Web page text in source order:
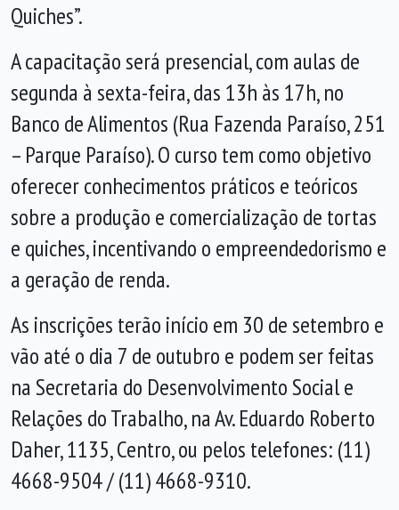
Quiches”.
A capacitação será presencial, com aulas de
segunda à sexta-feira, das 13h às 17h, no
Banco de Alimentos (Rua Fazenda Paraíso, 251
– Parque Paraíso). O curso tem como objetivo
oferecer conhecimentos práticos e teóricos
sobre a produção e comercialização de tortas
e quiches, incentivando o empreendedorismo e
a geração de renda.
As inscrições terão início em 30 de setembro e
vão até o dia 7 de outubro e podem ser feitas
na Secretaria do Desenvolvimento Social e
Relações do Trabalho, na Av. Eduardo Roberto
Daher, 1135, Centro, ou pelos telefones: (11)
4668-9504 / (11) 4668-9310.